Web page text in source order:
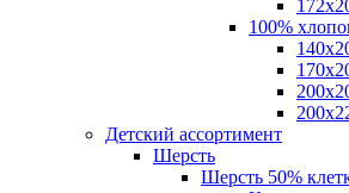
100%
Детский ассортимент
Шерсть
Шерсть 50%